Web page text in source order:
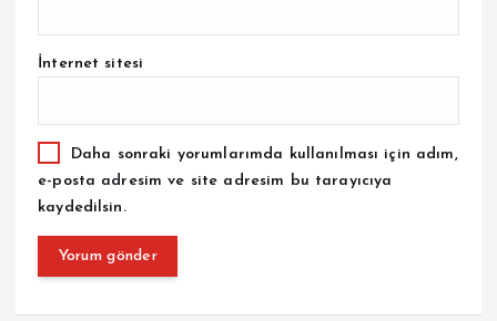
İnternet sitesi
Daha sonraki yorumlarımda kullanılması için adım,
e-posta adresim ve site adresim bu tarayıcıya
kaydedilsin.